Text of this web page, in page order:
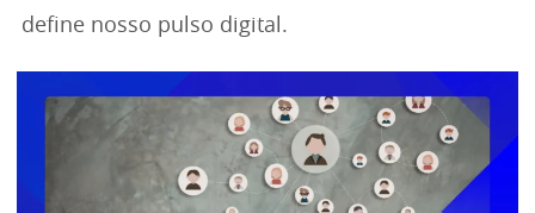
define nosso pulso digital.